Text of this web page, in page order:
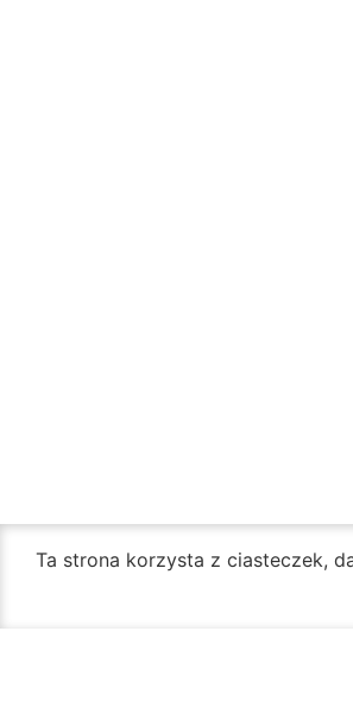
Ta strona korzysta z ciasteczek,